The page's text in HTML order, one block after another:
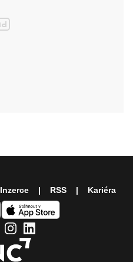
Inzerce RSS Kariéra